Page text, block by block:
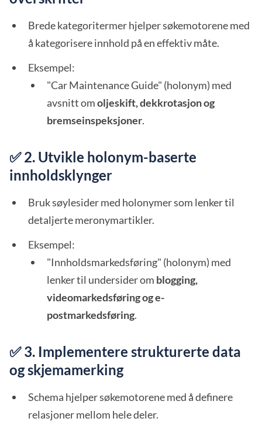
Brede kategoritermer hjelper søkemotorene med
å kategorisere innhold på en effektiv måte.
Eksempel:
"Car Maintenance Guide" (holonym) med
avsnitt omoljeskift, dekkrotasjon og
bremseinspeksjoner.
✅ 2. Utvikle holonym-baserte
innholdsklynger
Bruk søylesider med holonymer som lenker til
detaljerte meronymartikler.
Eksempel:
"Innholdsmarkedsføring" (holonym) med
lenker til undersider om blogging,
videomarkedsføring og e-
postmarkedsføring.
✅ 3. Implementere strukturerte data
og skjemamerking
Schema hjelper søkemotorene med å definere
relasjoner mellom hele deler.